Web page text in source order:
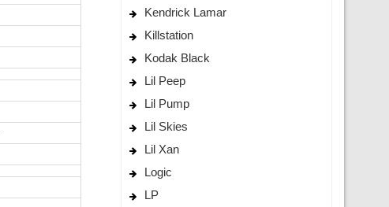
Kendrick Lamar
Killstation
Kodak Black
Lil Peep
Lil Pump
Lil Skies
Lil Xan
Logic
LP